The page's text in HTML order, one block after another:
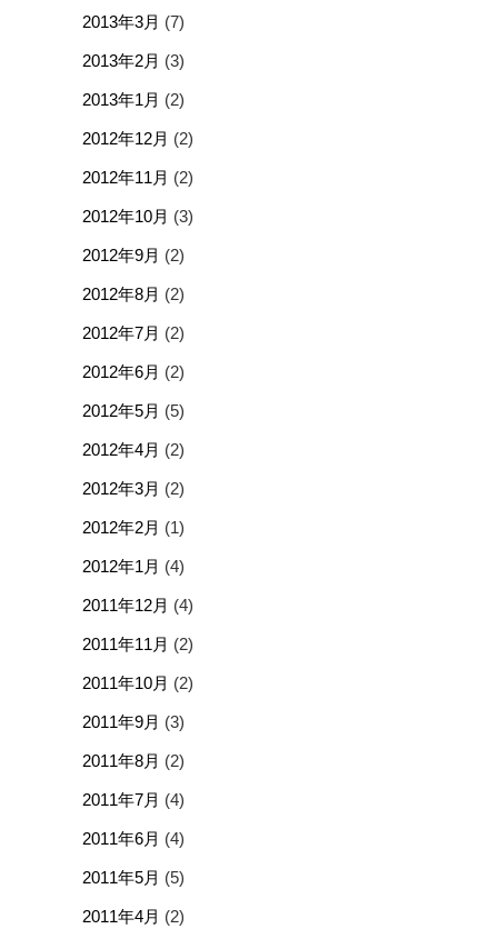
2013年3月 (7)
2013年2月 (3)
2013年1月 (2)
2012年12月 (2)
2012年11月 (2)
2012年10月 (3)
2012年9月 (2)
2012年8月 (2)
2012年7月 (2)
2012年6月 (2)
2012年5月 (5)
2012年4月 (2)
2012年3月 (2)
2012年2月 (1)
2012年1月 (4)
2011年12月 (4)
2011年11月 (2)
2011年10月 (2)
2011年9月 (3)
2011年8月 (2)
2011年7月 (4)
2011年6月 (4)
2011年5月 (5)
2011年4月 (2)